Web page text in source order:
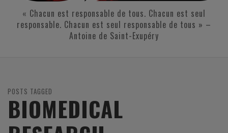
« Chacun est responsable de tous. Chacun est seul
responsable. Chacun est seul responsable de tous » –
Antoine de Saint-Exupéry
POSTS TAGGED
BIOMEDICAL